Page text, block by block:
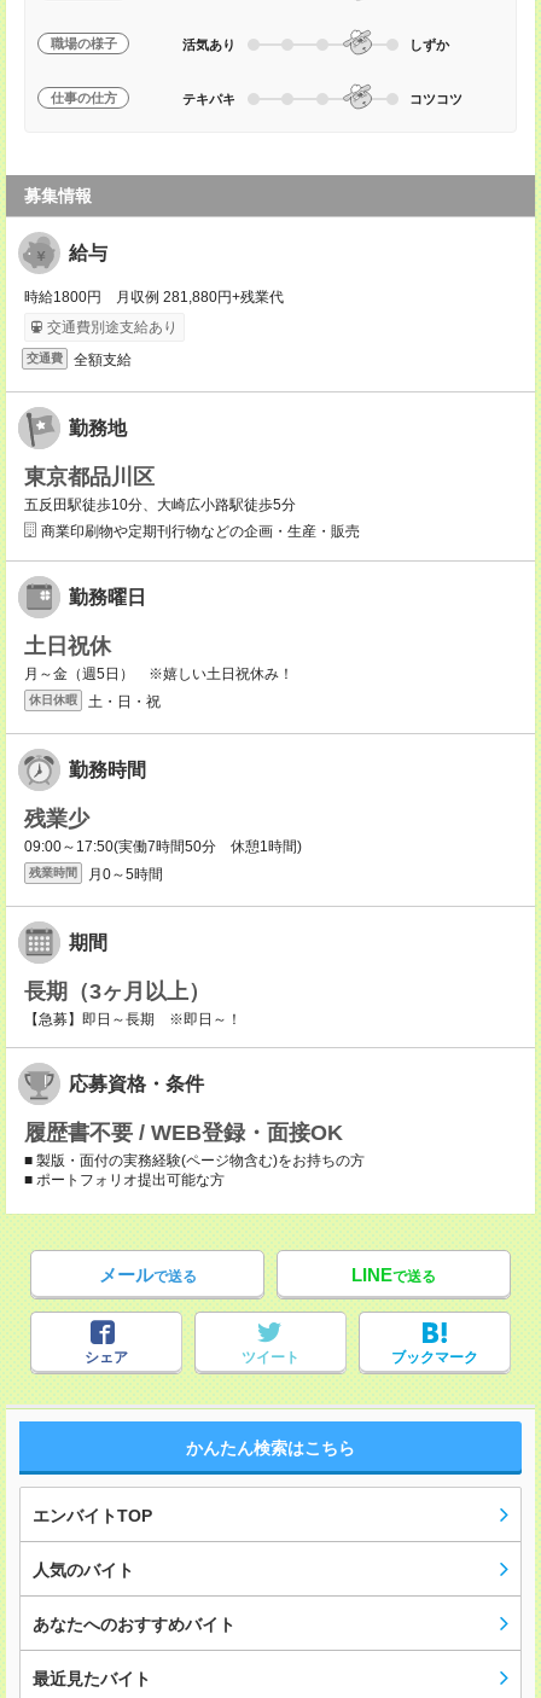
職場の様子 活気あり しずか
仕事の仕方 テキパキ コツコツ
募集情報
給与
時給1800円 月収例 281,880円+残業代
交通費別途支給あり
交通費 全額支給
勤務地
東京都品川区
五反田駅徒歩10分、大崎広小路駅徒歩5分
商業印刷物や定期刊行物などの企画・生産・販売
勤務曜日
土日祝休
月～金（週5日） ※嬉しい土日祝休み！
休日休暇 土・日・祝
勤務時間
残業少
09:00～17:50(実働7時間50分 休憩1時間)
残業時間 月0～5時間
期間
長期（3ヶ月以上）
【急募】即日～長期 ※即日～！
応募資格・条件
履歴書不要 / WEB登録・面接OK
■ 製版・面付の実務経験(ページ物含む)をお持ちの方
■ ポートフォリオ提出可能な方
メールで送る LINEで送る
シェア ツイート ブックマーク
かんたん検索はこちら
エンバイトTOP
人気のバイト
あなたへのおすすめバイト
最近見たバイト